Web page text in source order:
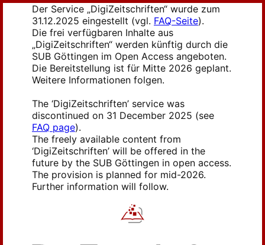
Der Service „DigiZeitschriften“ wurde zum
31.12.2025 eingestellt (vgl. FAQ-Seite).
Die frei verfügbaren Inhalte aus
„DigiZeitschriften“ werden künftig durch die
SUB Göttingen im Open Access angeboten.
Die Bereitstellung ist für Mitte 2026 geplant.
Weitere Informationen folgen.
The ‘DigiZeitschriften’ service was
discontinued on 31 December 2025 (see
FAQ page).
The freely available content from
‘DigiZeitschriften’ will be offered in the
future by the SUB Göttingen in open access.
The provision is planned for mid-2026.
Further information will follow.